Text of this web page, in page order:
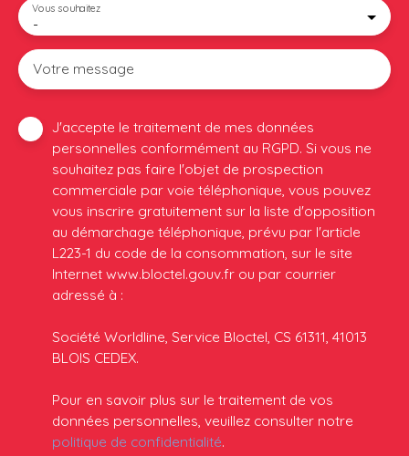
-
Vous souhaitez
Votre message
J'accepte le traitement de mes données
personnelles conformément au RGPD. Si vous ne
souhaitez pas faire l'objet de prospection
commerciale par voie téléphonique, vous pouvez
vous inscrire gratuitement sur la liste d'opposition
au démarchage téléphonique, prévu par l'article
L223-1 du code de la consommation, sur le site
Internet www.bloctel.gouv.fr ou par courrier
adressé à :
Société Worldline, Service Bloctel, CS 61311, 41013
BLOIS CEDEX.
Pour en savoir plus sur le traitement de vos
données personnelles, veuillez consulter notre
politique de confidentialité.